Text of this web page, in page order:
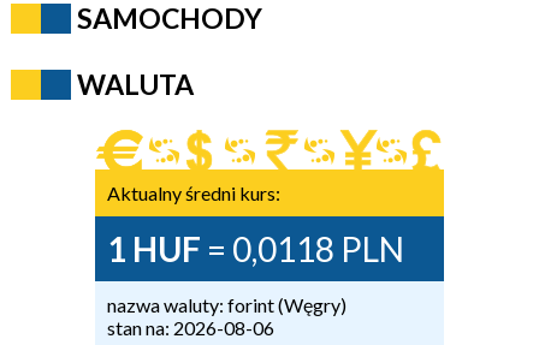
SAMOCHODY
WALUTA
Aktualny średni kurs:
1 HUF = 0,0118 PLN
nazwa waluty: forint (Węgry)
stan na: 2026-08-06